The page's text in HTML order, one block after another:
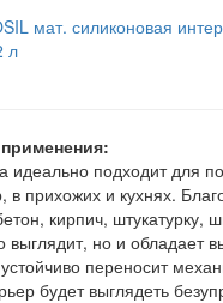
идеально подходит для
в прихожих и кухнях.
кирпич,
выглядит, но и обладает
переносит
будет выглядеть